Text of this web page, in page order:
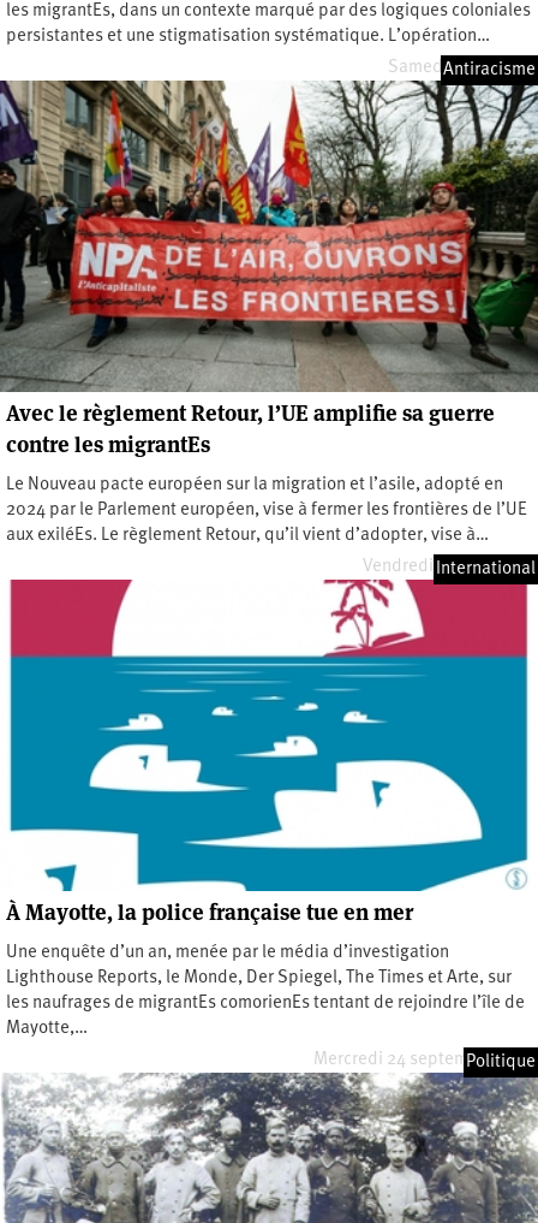
les migrantEs, dans un contexte marqué par des logiques coloniales
persistantes et une stigmatisation systématique. L’opération…
Samedi 2 mai 2026
Antiracisme
Avec le règlement Retour, l’UE amplifie sa guerre
contre les migrantEs
Le Nouveau pacte européen sur la migration et l’asile, adopté en
2024 par le Parlement européen, vise à fermer les frontières de l’UE
aux exiléEs. Le règlement Retour, qu’il vient d’adopter, vise à…
Vendredi 10 avril 2026
International
À Mayotte, la police française tue en mer
Une enquête d’un an, menée par le média d’investigation
Lighthouse Reports, le Monde, Der Spiegel, The Times et Arte, sur
les naufrages de migrantEs comorienEs tentant de rejoindre l’île de
Mayotte,…
Mercredi 24 septembre 2025
Politique